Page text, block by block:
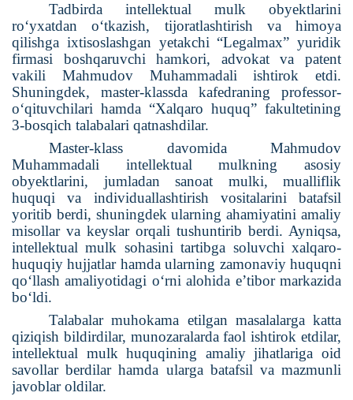
Tadbirda intellektual mulk obyektlarini
ro‘yxatdan o‘tkazish, tijoratlashtirish va himoya
qilishga ixtisoslashgan yetakchi “Legalmax” yuridik
firmasi boshqaruvchi hamkori, advokat va patent
vakili Mahmudov Muhammadali ishtirok etdi.
Shuningdek, master-klassda kafedraning professor-
o‘qituvchilari hamda “Xalqaro huquq” fakultetining
3-bosqich talabalari qatnashdilar.
Master-klass davomida Mahmudov
Muhammadali intellektual mulkning asosiy
obyektlarini, jumladan sanoat mulki, mualliflik
huquqi va individuallashtirish vositalarini batafsil
yoritib berdi, shuningdek ularning ahamiyatini amaliy
misollar va keyslar orqali tushuntirib berdi. Ayniqsa,
intellektual mulk sohasini tartibga soluvchi xalqaro-
huquqiy hujjatlar hamda ularning zamonaviy huquqni
qo‘llash amaliyotidagi o‘rni alohida e’tibor markazida
bo‘ldi.
Talabalar muhokama etilgan masalalarga katta
qiziqish bildirdilar, munozaralarda faol ishtirok etdilar,
intellektual mulk huquqining amaliy jihatlariga oid
savollar berdilar hamda ularga batafsil va mazmunli
javoblar oldilar.